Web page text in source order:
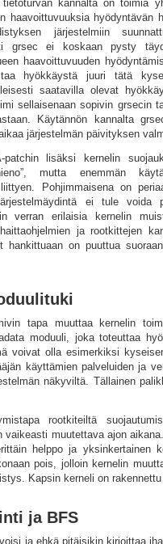
kannalta on toimia
haavoittuvuuksia hyödyntävän
järjestelmiin
grsec ei koskaan pysty
haavoittuvuuden
hyökkäystä juuri tätä
saatavilla olevat
sellaisenaan sopivin grsecin
Käytännön kannalta
järjestelmän päivityksen
patchin lisäksi kernelin
mutta enemmän
Pohjimmaisena on
ei tule voida
verran erilaisia kernelin
ja rootkittejen
hankittuaan on puuttua
tapa muuttaa kernelin
moduuli, joka toteuttaa
voivat olla esimerkiksi
käyttämien palveluiden ja
näkyviltä. Tällainen
rootkiteiltä
vaikeasti muutettava ajon
helppo ja yksinkertainen
pois, jolloin kernelin
Kapsin kerneli on
ja BFS
ja ehkä pitäisikin kirjoittaa